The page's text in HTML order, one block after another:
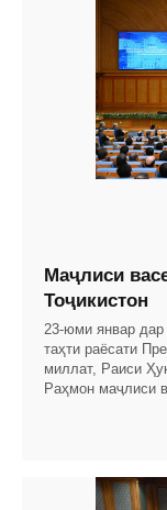
Маҷлиси
Тоҷикистон
23-юми январ дар
таҳти раёсати
миллат, Раиси
Раҳмон маҷлиси